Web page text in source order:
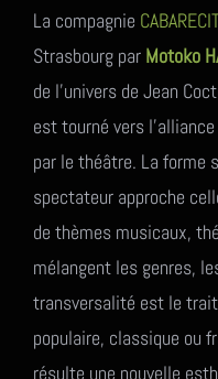
La compagnie
Strasbourg par Motoko
de l’univers de Jean
est tourné vers
par le théâtre. La forme
spectateur approche
de thèmes musicaux,
mélangent les genres,
transversalité est le
populaire, classique ou
résulte une nouvelle